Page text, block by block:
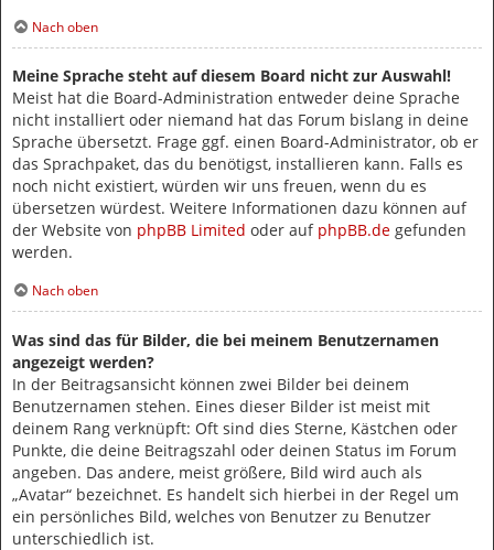
Nach oben
Meine Sprache steht auf diesem Board nicht zur Auswahl!
Meist hat die Board-Administration entweder deine Sprache
nicht installiert oder niemand hat das Forum bislang in deine
Sprache übersetzt. Frage ggf. einen Board-Administrator, ob er
das Sprachpaket, das du benötigst, installieren kann. Falls es
noch nicht existiert, würden wir uns freuen, wenn du es
übersetzen würdest. Weitere Informationen dazu können auf
der Website von phpBB Limited oder auf phpBB.de gefunden
werden.
Nach oben
Was sind das für Bilder, die bei meinem Benutzernamen
angezeigt werden?
In der Beitragsansicht können zwei Bilder bei deinem
Benutzernamen stehen. Eines dieser Bilder ist meist mit
deinem Rang verknüpft: Oft sind dies Sterne, Kästchen oder
Punkte, die deine Beitragszahl oder deinen Status im Forum
angeben. Das andere, meist größere, Bild wird auch als
„Avatar“ bezeichnet. Es handelt sich hierbei in der Regel um
ein persönliches Bild, welches von Benutzer zu Benutzer
unterschiedlich ist.